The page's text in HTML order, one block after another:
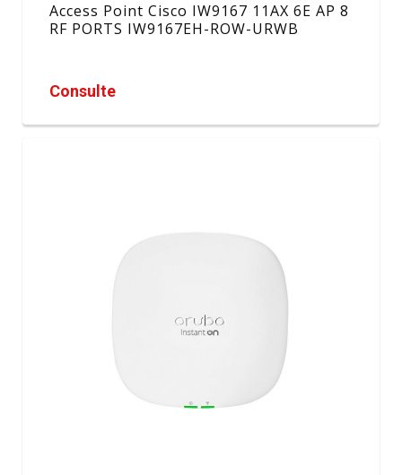
Access Point Cisco IW9167 11AX 6E AP 8
RF PORTS IW9167EH-ROW-URWB
Consulte